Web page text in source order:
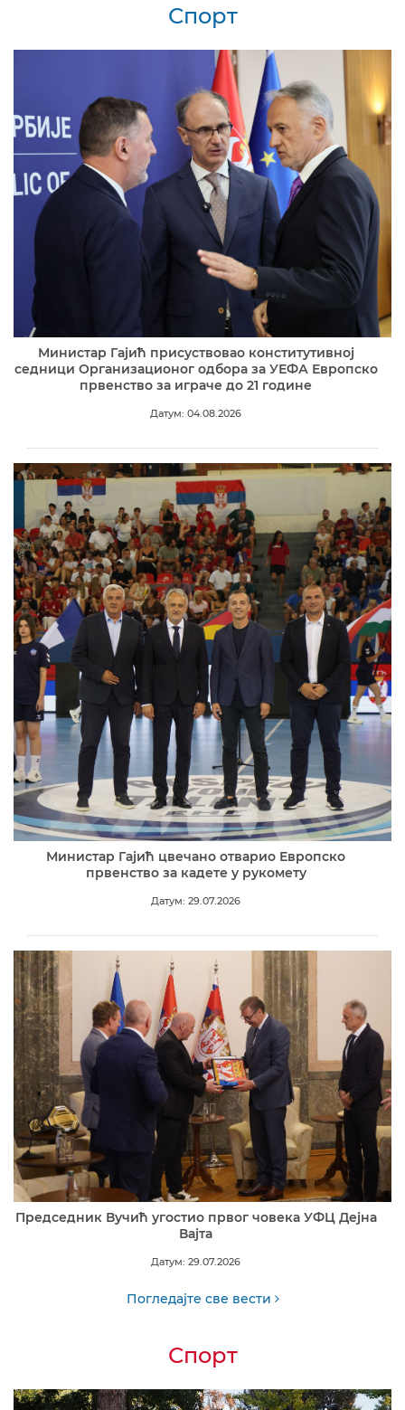
Спорт
Министар Гајић присуствовао конститутивној
седници Организационог одбора за УЕФА Европско
првенство за играче до 21 године
Датум: 04.08.2026
Министар Гајић цвечано отварио Европско
првенство за кадете у рукомету
Датум: 29.07.2026
Председник Вучић угостио првог човека УФЦ Дејна
Вајта
Датум: 29.07.2026
Погледајте све вести
Спорт